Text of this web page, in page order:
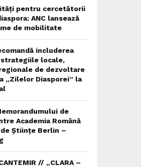
pentru cercetătorii
ANC lansează
de mobilitate
includerea
strategiile locale,
de dezvoltare
„Zilelor Diasporei” la
de
Academia Română
de Științe Berlin –
// „CLARA –